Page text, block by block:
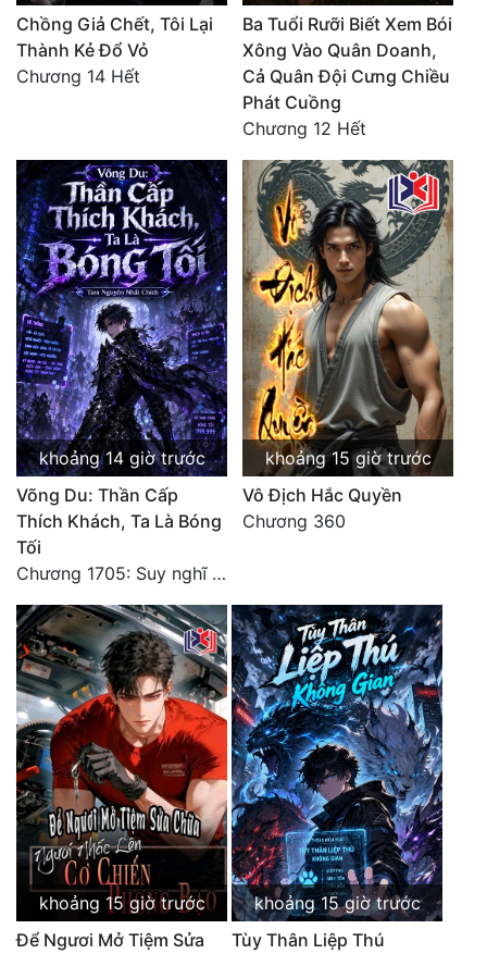
Chồng Giả Chết, Tôi Lại
Thành Kẻ Đổ Vỏ
Chương 14 Hết
Ba Tuổi Rưỡi Biết Xem Bói
Xông Vào Quân Doanh,
Cả Quân Đội Cưng Chiều
Phát Cuồng
Chương 12 Hết
khoảng 14 giờ trước
Võng Du: Thần Cấp
Thích Khách, Ta Là Bóng
Tối
Chương 1705: Suy nghĩ sinh tồn của Vô Danh Tuyết!
khoảng 15 giờ trước
Vô Địch Hắc Quyền
Chương 360
khoảng 15 giờ trước
Để Ngươi Mở Tiệm Sửa
khoảng 15 giờ trước
Tùy Thân Liệp Thú